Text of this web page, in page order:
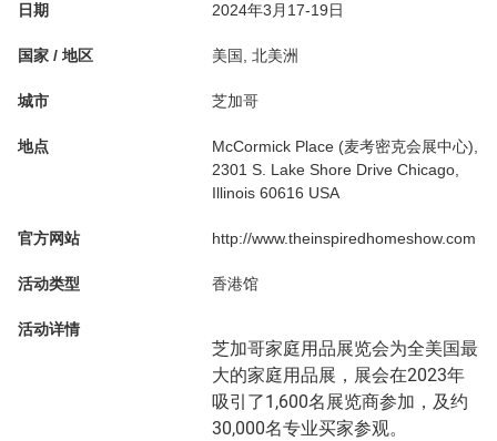
日期 2024年3月17-19日
国家 / 地区 美国, 北美洲
城市 芝加哥
地点
McCormick Place (麦考密克会展中心),
2301 S. Lake Shore Drive Chicago,
Illinois 60616 USA
官方网站 http://www.theinspiredhomeshow.com
活动类型 香港馆
活动详情
芝加哥家庭用品展览会为全美国最
大的家庭用品展，展会在2023年
吸引了1,600名展览商参加，及约
30,000名专业买家参观。